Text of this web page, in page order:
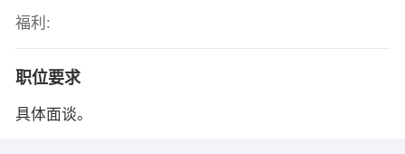
福利:
职位要求
具体面谈。